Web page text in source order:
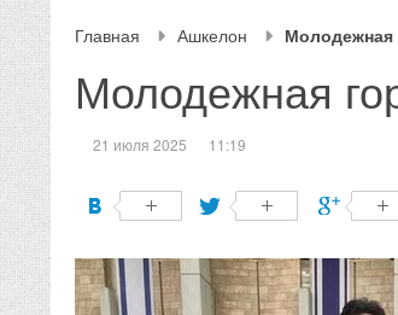
Главная Ашкелон Молодежная
Молодежная
21 июля 2025 11:19